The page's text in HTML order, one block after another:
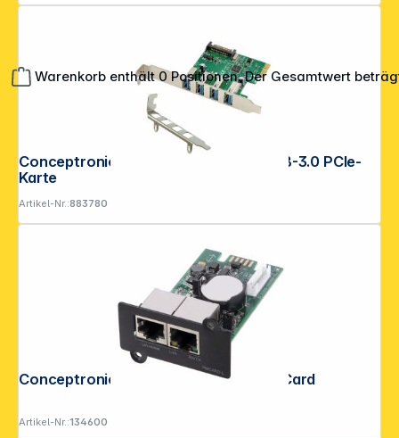
Warenkorb enthält 0 Positionen. Der Gesamtwert
Conceptronic EMRICK02G 4-Port-USB-3.0 PCIe-
Karte
Artikel-Nr.:883780
Conceptronic Network Management Card
Artikel-Nr.:134600
**EVP = Empfohlener Verkaufspreis des Herstellers /
Lieferanten zzgl. 19% Mwst.
Alle Preise exkl. gesetzl. Mehrwertsteuer zzgl.